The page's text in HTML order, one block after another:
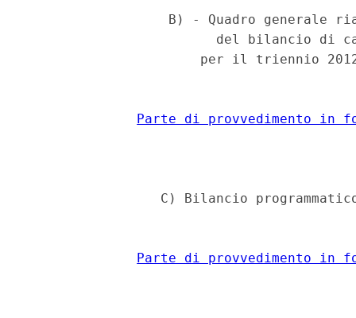
B) - Quadro generale
del bilancio di
per il triennio
Parte di provvedimento in
C) Bilancio
Parte di provvedimento in